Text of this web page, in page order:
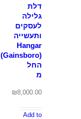
דלת
גלילה
לעסקים
ותעשייה
Hangar
(Gainsboro)
החל
מ
₪8,000.00
Add to